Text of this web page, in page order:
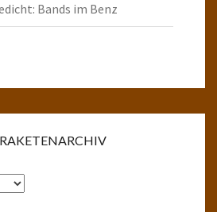
Bands im Benz